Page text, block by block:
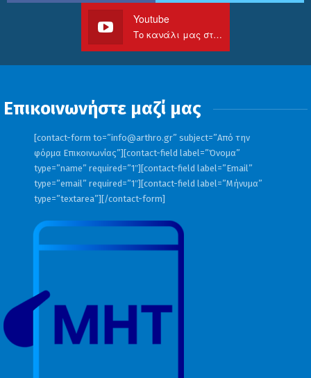
Youtube
Το κανάλι μας στο Youtube
Επικοινωνήστε μαζί μας
[contact-form to=”info@arthro.gr” subject=”Από την
φόρμα Επικοινωνίας”][contact-field label=”Όνομα”
type=”name” required=”1″][contact-field label=”Email”
type=”email” required=”1″][contact-field label=”Μήνυμα”
type=”textarea”][/contact-form]